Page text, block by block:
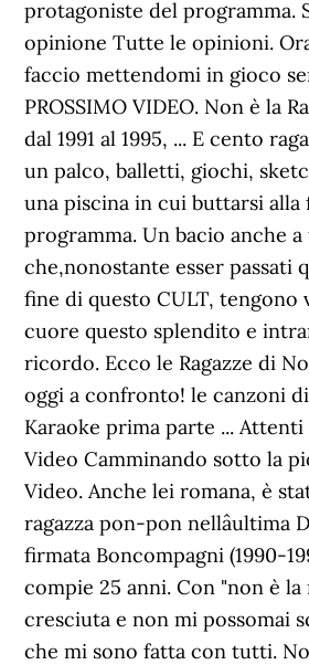
protagoniste del programma.
opinione Tutte le opinioni.
faccio mettendomi in gioco
PROSSIMO VIDEO. Non è la
dal 1991 al 1995, ... E cento
un palco, balletti, giochi,
una piscina in cui buttarsi alla
programma. Un bacio anche
che,nonostante esser passati
fine di questo CULT, tengono
cuore questo splendito e
ricordo. Ecco le Ragazze di
oggi a confronto! le canzoni
Karaoke prima parte ... Attenti
Video Camminando sotto la
Video. Anche lei romana, è
ragazza pon-pon nellâultima
firmata Boncompagni (1990-
compie 25 anni. Con "non è
cresciuta e non mi possomai
che mi sono fatta con tutti.